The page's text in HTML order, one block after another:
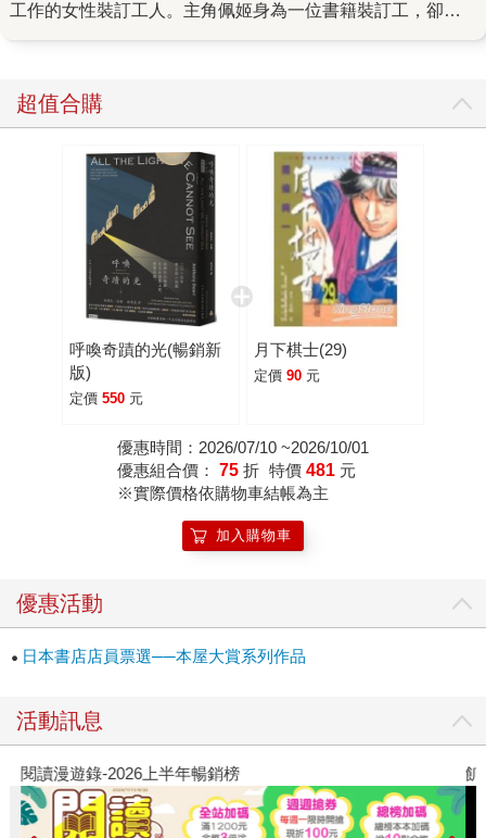
工作的女性裝訂工人。主角佩姬身為一位書籍裝訂工，卻熱
人還是勞工階級，她都無法正當、輕易的讀書、受教育，無
法觸及知識，然而她卻渴望獲得這些，而不僅只是每天裝訂
成長小說，或書名傳達出職人故事的訊息，但這本小說所蘊
含的主題卻遠超於此。讀者可以看見小至女主角對於個人理
想的追求、面對母親逝世帶來的悲傷，以及手足之間幽微的
妒羨與愛，大至女性爭取投票權的歷史背景、第一次世界大
戰下的英國社會等。 作者透過她的文字建構出一個小人物生
活的世界，從她細緻的描寫、對於史料的收集、實地考察，
廠職人的生活遭遇和場景，生動地描繪出來。你可以想像出
牛津大學的建築、裝訂廠的摺紙台、住在運河船上的佩姬姊
部小說的，卻是令人感到危險與不安的氛圍──殘酷的第一次
世界大戰。從比利時流亡到英國的難民，見證了國家慘遭蹂
躪和屠殺。佩姬嘗試接住他們的痛苦，同時也第一次遇見了
愛情。她要如何同時處理這麼多接踵而來的衝擊，還有逃離
階級與性別的束縛，抓住進大學讀書的機會？這是一本值得
爭造成的創傷與摯愛逝去的悲痛，帶給讀者們淚水，但是書
此地豐富。
超值合購
呼喚奇蹟的光(暢銷新
版)
定價 550 元
月下棋士(29)
定價 90 元
優惠時間：2026/07/10 ~2026/10/01
優惠組合價： 75 折 特價 481 元
※實際價格依購物車結帳為主
加入購物車
優惠活動
日本書店店員票選──本屋大賞系列作品
活動訊息
閱讀漫遊錄-2026上半年暢銷榜 飢